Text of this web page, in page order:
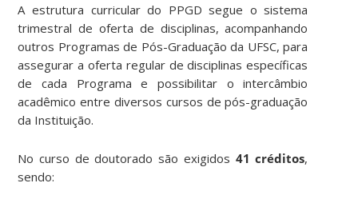
A estrutura curricular do PPGD segue o sistema
trimestral de oferta de disciplinas, acompanhando
outros Programas de Pós-Graduação da UFSC, para
assegurar a oferta regular de disciplinas específicas
de cada Programa e possibilitar o intercâmbio
acadêmico entre diversos cursos de pós-graduação
da Instituição.
No curso de doutorado são exigidos 41 créditos,
sendo: